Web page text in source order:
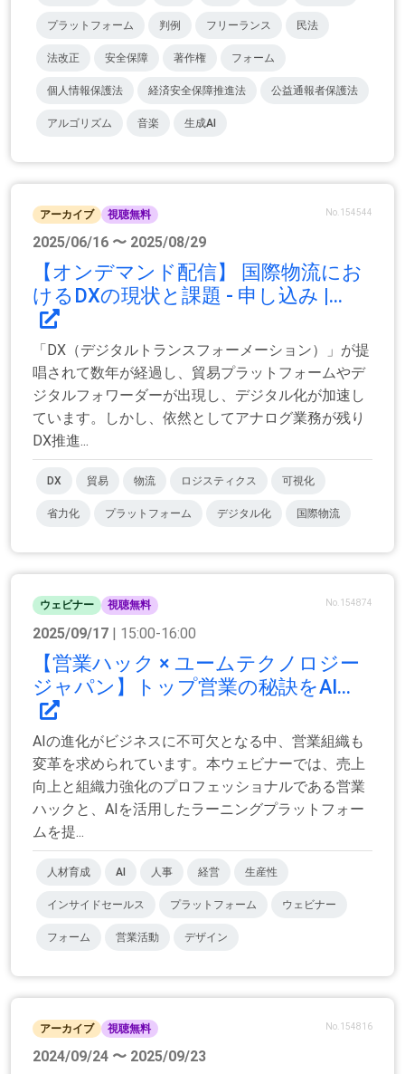
プラットフォーム 判例 フリーランス 民法
法改正 安全保障 著作権 フォーム
個人情報保護法 経済安全保障推進法 公益通報者保護法
アルゴリズム 音楽 生成AI
アーカイブ 視聴無料 No.154544
2025/06/16 〜 2025/08/29
【オンデマンド配信】 国際物流にお
けるDXの現状と課題 - 申し込み |...
「DX（デジタルトランスフォーメーション）」が提
唱されて数年が経過し、貿易プラットフォームやデ
ジタルフォワーダーが出現し、デジタル化が加速し
ています。しかし、依然としてアナログ業務が残り
DX推進...
DX 貿易 物流 ロジスティクス 可視化
省力化 プラットフォーム デジタル化 国際物流
ウェビナー 視聴無料 No.154874
2025/09/17 | 15:00-16:00
【営業ハック × ユームテクノロジー
ジャパン】トップ営業の秘訣をAI...
AIの進化がビジネスに不可欠となる中、営業組織も
変革を求められています。本ウェビナーでは、売上
向上と組織力強化のプロフェッショナルである営業
ハックと、AIを活用したラーニングプラットフォー
ムを提...
人材育成 AI 人事 経営 生産性
インサイドセールス プラットフォーム ウェビナー
フォーム 営業活動 デザイン
アーカイブ 視聴無料 No.154816
2024/09/24 〜 2025/09/23